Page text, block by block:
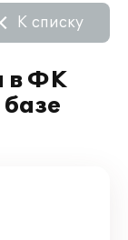
в ФК
К списку